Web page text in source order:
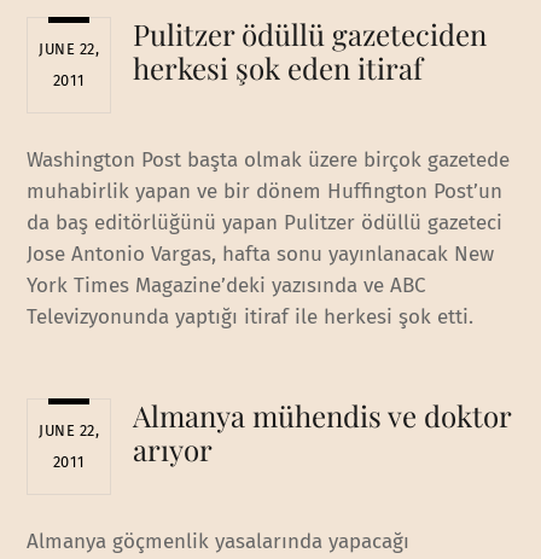
JUNE 22,
2011
Pulitzer ödüllü gazeteciden
herkesi şok eden itiraf
Washington Post başta olmak üzere birçok gazetede
muhabirlik yapan ve bir dönem Huffington Post’un
da baş editörlüğünü yapan Pulitzer ödüllü gazeteci
Jose Antonio Vargas, hafta sonu yayınlanacak New
York Times Magazine’deki yazısında ve ABC
Televizyonunda yaptığı itiraf ile herkesi şok etti.
JUNE 22,
2011
Almanya mühendis ve doktor
arıyor
Almanya göçmenlik yasalarında yapacağı